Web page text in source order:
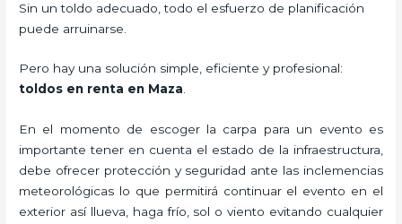
Sin un toldo adecuado, todo el esfuerzo de planificación
puede arruinarse.
Pero hay una solución simple, eficiente y profesional:
toldos en renta en Maza.
En el momento de escoger la carpa para un evento es
importante tener en cuenta el estado de la infraestructura,
debe ofrecer protección y seguridad ante las inclemencias
meteorológicas lo que permitirá continuar el evento en el
exterior así llueva, haga frío, sol o viento evitando cualquier